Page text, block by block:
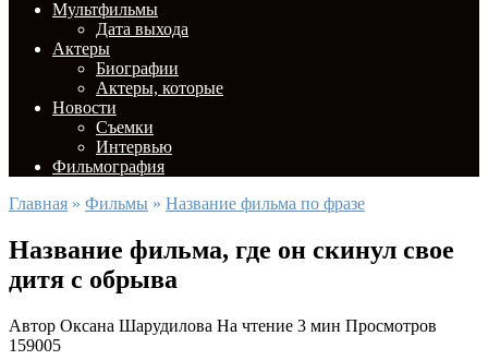
Мультфильмы
Дата выхода
Актеры
Биографии
Актеры, которые
Новости
Съемки
Интервью
Фильмография
Главная » Фильмы » Название фильма по фразе
Название фильма, где он скинул свое
дитя с обрыва
Автор Оксана Шарудилова На чтение 3 мин Просмотров
159005